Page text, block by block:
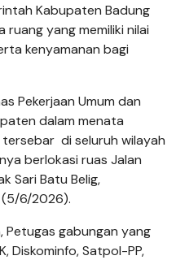
Kabupaten Badung
yang memiliki nilai
kenyamanan bagi
Pekerjaan Umum dan
dalam menata
di seluruh wilayah
berlokasi ruas Jalan
Sari Batu Belig,
(5/6/2026).
gabungan yang
Diskominfo, Satpol-PP,